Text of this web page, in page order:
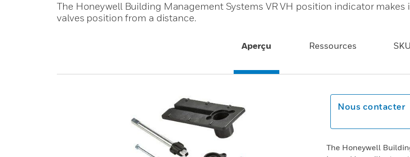
The Honeywell Building Management Systems VR VH position indicator makes
valves position from a distance.
Aperçu Ressources SKU
Nous contacter
The Honeywell